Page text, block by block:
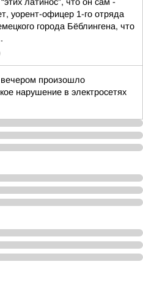
уорент-офицер 1-го отряда
города Бёблингена, что
произошло
нарушение в электросетях